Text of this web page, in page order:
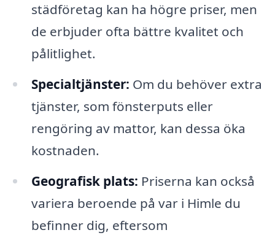
städföretag kan ha högre priser, men
de erbjuder ofta bättre kvalitet och
pålitlighet.
Specialtjänster: Om du behöver extra
tjänster, som fönsterputs eller
rengöring av mattor, kan dessa öka
kostnaden.
Geografisk plats: Priserna kan också
variera beroende på var i Himle du
befinner dig, eftersom